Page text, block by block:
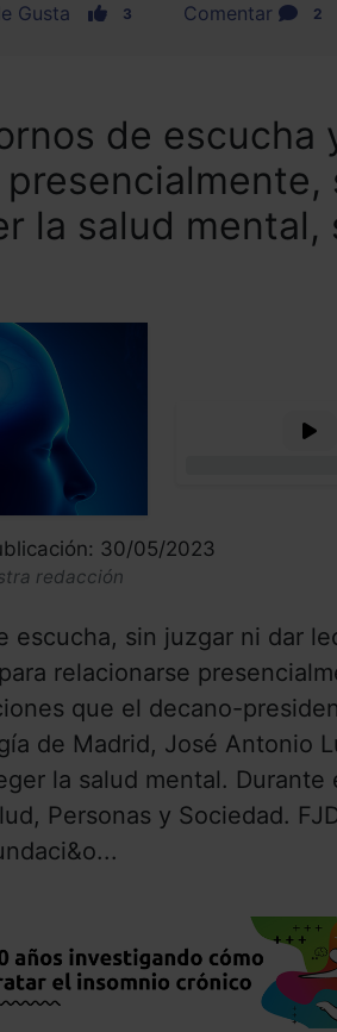
Gusta 3 Comentar 2
de escucha
la salud mental,
30/05/2023
redacción
escucha, sin juzgar ni dar
relacionarse
que el decano-
de Madrid, José Antonio
la salud mental. Durante
Personas y Sociedad.